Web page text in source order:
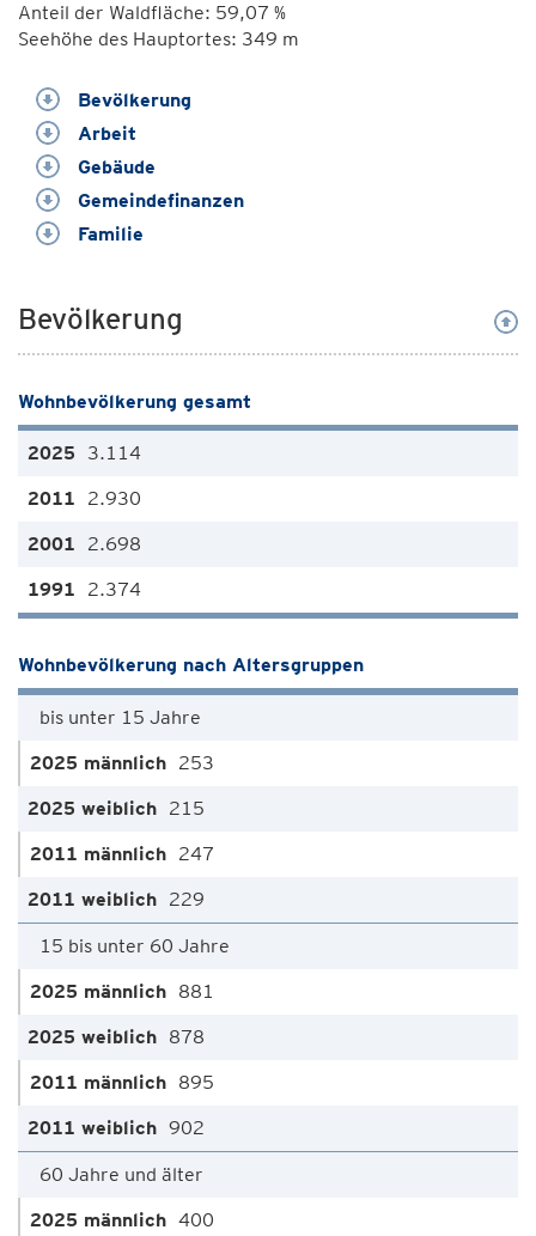
Anteil der Waldfläche: 59,07 %
Seehöhe des Hauptortes: 349 m
Bevölkerung
Arbeit
Gebäude
Gemeindefinanzen
Familie
Bevölkerung
Wohnbevölkerung gesamt
3.114
2.930
2.698
2.374
Wohnbevölkerung nach Altersgruppen
bis unter 15 Jahre
253
215
247
229
15 bis unter 60 Jahre
881
878
895
902
60 Jahre und älter
400